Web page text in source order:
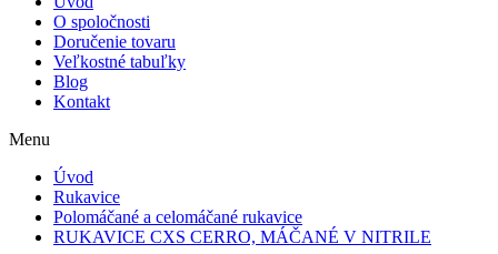
O spoločnosti
Doručenie tovaru
Veľkostné tabuľky
Blog
Kontakt
Menu
Úvod
Rukavice
Polomáčané a celomáčané rukavice
RUKAVICE CXS CERRO, MÁČANÉ V NITRILE